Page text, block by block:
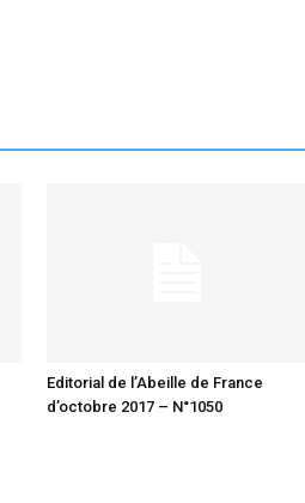
Editorial de l’Abeille de France
d’octobre 2017 – N°1050